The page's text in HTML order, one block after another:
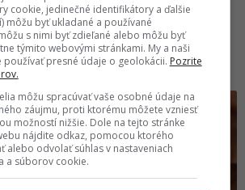
96 % vzoriek
17.03.2025
cookie, jedinečné identifikátory a ďalšie
môžu byť ukladané a používané
s nimi byť zdieľané alebo môžu byť
týmito webovými stránkami. My a naši
presné údaje o geolokácii. Pozrite
môžu spracúvať vaše osobné údaje na
záujmu, proti ktorému môžete vzniesť
možností nižšie. Dole na tejto stránke
nájdite odkaz, pomocou ktorého
alebo odvolať súhlas v nastaveniach
a súborov cookie.